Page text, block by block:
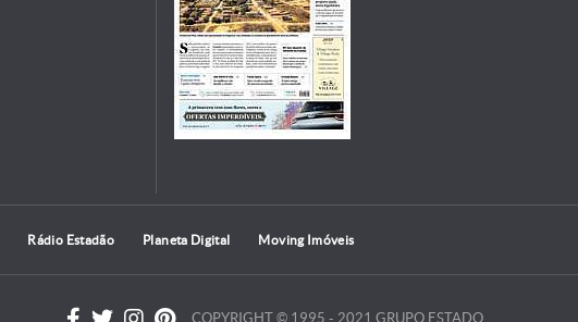
Rádio Estadão Planeta Digital Moving Imóveis
COPYRIGHT © 1995 - 2021 GRUPO ESTADO